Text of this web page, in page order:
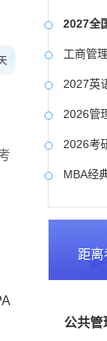
2027全
工商管
2027英
2026管
2026考
MBA经
2017-
考研英
2027写
距离
公共管